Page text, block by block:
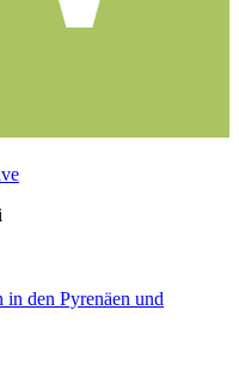
den Pyrenäen und